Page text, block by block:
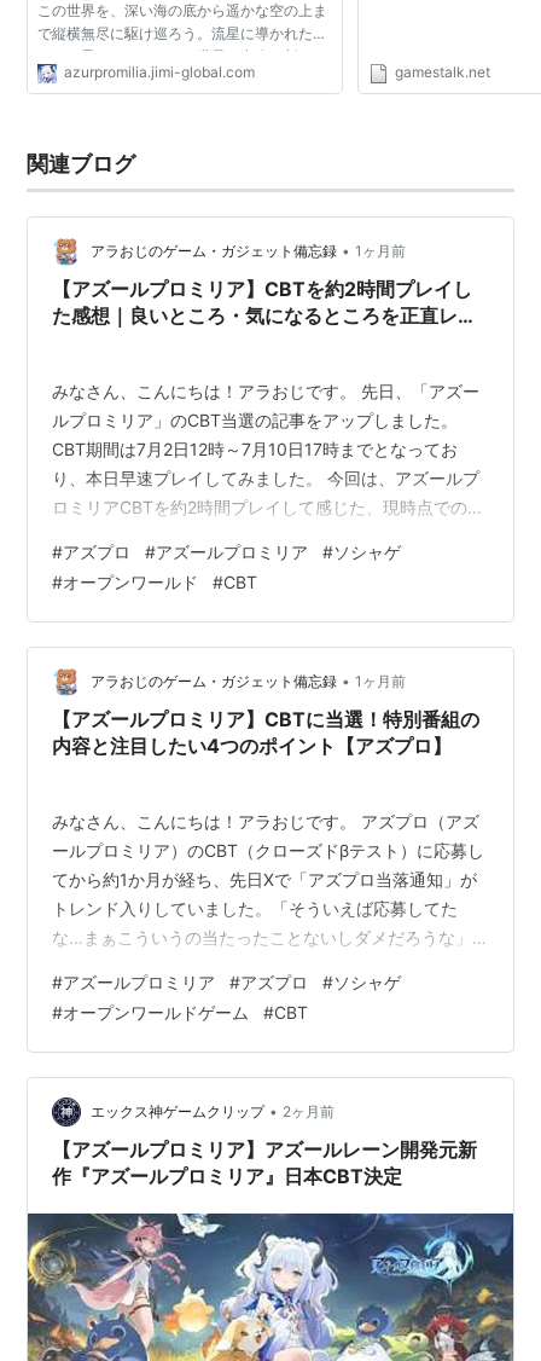
この世界を、深い海の底から遥かな空の上ま
で縦横無尽に駆け巡ろう。流星に導かれたき
らめく星々ともに、この世界で出会う新たな
生命と絆を結び――きみだけの物語を星の軌
azurpromilia.jimi-global.com gamestalk.net
関連ブログ
アラおじのゲーム・ガジェット備忘録 • 1ヶ月前
【アズールプロミリア】CBTを約2時間プレイし
た感想｜良いところ・気になるところを正直レビ
みなさん、こんにちは！アラおじです。 先日、「アズー
ルプロミリア」のCBT当選の記事をアップしました。
CBT期間は7月2日12時～7月10日17時までとなってお
り、本日早速プレイしてみました。 今回は、アズールプ
ロミリアCBTを約2時間プレイして感じた、現時点でのフ
を少し触った段階なので、プレイを進めるなかで印象が
変わる部分もあると思いますが、「大体こんな感じ」と
いう雰囲気が伝われば幸いです。 コントローラーで遊ば
せる気がない以外はすごくいいと思う アズプロCBTで良
いと感じたところ 倍速・スキップ・オート機能あり キャ
ラクターだけでなくモブ…
#アズプロ #アズールプロミリア #ソシャゲ
#オープンワールド #CBT
アラおじのゲーム・ガジェット備忘録 • 1ヶ月前
【アズールプロミリア】CBTに当選！特別番組の
内容と注目したい4つのポイント【アズプロ】
みなさん、こんにちは！アラおじです。 アズプロ（アズ
ールプロミリア）のCBT（クローズドβテスト）に応募し
てから約1か月が経ち、先日Xで「アズプロ当落通知」が
トレンド入りしていました。「そういえば応募してた
な…まぁこういうの当たったことないしダメだろうな」
うことで今回は、CBTの抽選に当選した喜びとCBT中に
注目してプレイしたいこと、先日放送されたCBT特別番
組の情報をまとめます。 個人的に一番気になっているゲ
ームなので期待大。ただ、既プレイ中のゲームと入れ替
えられるかは未知数…でも鳥さんいるからプレイしたい
というジレンマ… アズールプロミリ…
#アズールプロミリア #アズプロ #ソシャゲ
#オープンワールドゲーム #CBT
エックス神ゲームクリップ • 2ヶ月前
【アズールプロミリア】アズールレーン開発元新
作『アズールプロミリア』日本CBT決定